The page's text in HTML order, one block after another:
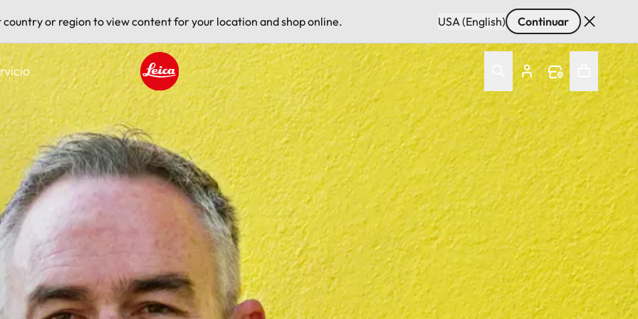
country or region to view content for your location and shop online. USA (English) Continuar
Leica logo - Home